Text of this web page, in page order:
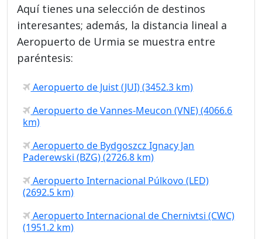
Aquí tienes una selección de destinos
interesantes; además, la distancia lineal a
Aeropuerto de Urmia se muestra entre
paréntesis:
Aeropuerto de Juist (JUI) (3452.3 km)
Aeropuerto de Vannes-Meucon (VNE) (4066.6
km)
Aeropuerto de Bydgoszcz Ignacy Jan
Paderewski (BZG) (2726.8 km)
Aeropuerto Internacional Púlkovo (LED)
(2692.5 km)
Aeropuerto Internacional de Chernivtsi (CWC)
(1951.2 km)